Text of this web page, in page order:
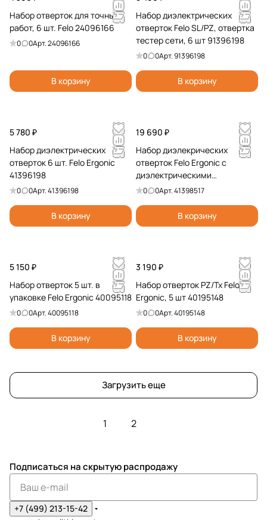
Набор отверток для точных
работ, 6 шт. Felo 24096166
0 0Арт.24096166
В корзину
Набор диэлектрических
отверток Felo SL/PZ, отвертка
тестер сети, 6 шт 91396198
0 0Арт.91396198
В корзину
5 780 ₽
Набор диэлектрических
отверток 6 шт. Felo Ergonic
41396198
0 0Арт.41396198
В корзину
19 690 ₽
Набор диэлекрических
отверток Felo Ergonic с
диэлектрическими
пасатижами и бокорезами в
0 0Арт.41398517
В корзину
5 150 ₽
Набор отверток 5 шт. в
упаковке Felo Ergonic 40095118
0 0Арт.40095118
В корзину
3 190 ₽
Набор отверток PZ/Tx Felo
Ergonic, 5 шт 40195148
0 0Арт.40195148
В корзину
Загрузить еще
1 2
Подписаться на скрытую распродажу
+7 (499) 213-15-42